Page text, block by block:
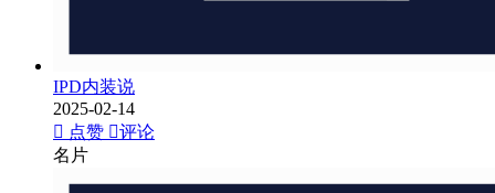
IPD内装说
2025-02-14
点赞
评论
名片